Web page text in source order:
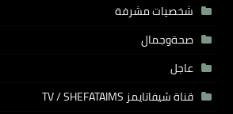
شخصيات مشرفة
صحةوجمال
عاجل
قناة شيفاتايمز TV / SHEFATAIMS